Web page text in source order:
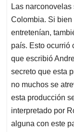
Las
Colombia. Si
entretenían,
país. Esto ocurrió
que escribió
secreto que esta
no muchos se
esta producción
interpretado por
alguna con este